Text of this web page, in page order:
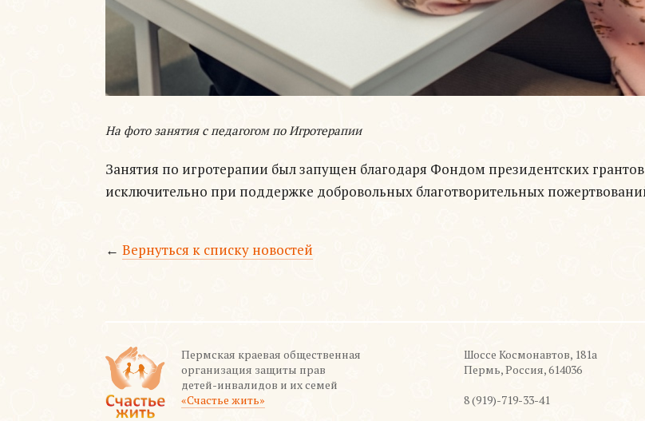
На фото занятия с педагогом по Игротерапии
Занятия по игротерапии был запущен благодаря Фондом президентских грантов
исключительно при поддержке добровольных благотворительных
← Вернуться к списку новостей
Пермская краевая общественная
организация защиты прав
детей-инвалидов и их семей
«Счастье жить»
Шоссе Космонавтов, 181а
Пермь, Россия, 614036
8 (919)-719-33-41